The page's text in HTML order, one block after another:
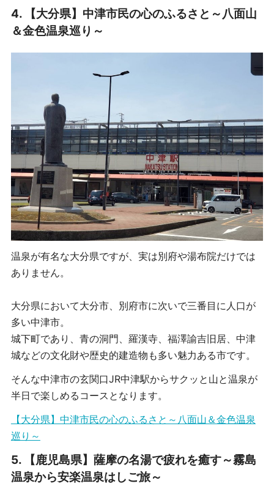
4.
【大分県】中津市民の心のふるさと～八面山
＆金色温泉巡り～
温泉が有名な大分県ですが、実は別府や湯布院だけでは
ありません。
大分県において大分市、別府市に次いで三番目に人口が
多い中津市。
城下町であり、青の洞門、羅漢寺、福澤諭吉旧居、中津
城などの文化財や歴史的建造物も多い魅力ある市です。
そんな中津市の玄関口JR中津駅からサクッと山と温泉が
半日で楽しめるコースとなります。
【大分県】中津市民の心のふるさと～八面山＆金色温泉
巡り～
5.
【鹿児島県】薩摩の名湯で疲れを癒す～霧島
温泉から安楽温泉はしご旅～